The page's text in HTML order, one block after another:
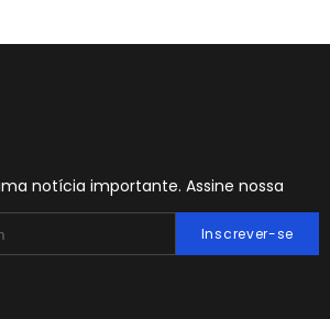
notícia importante. Assine nossa
Inscrever-se